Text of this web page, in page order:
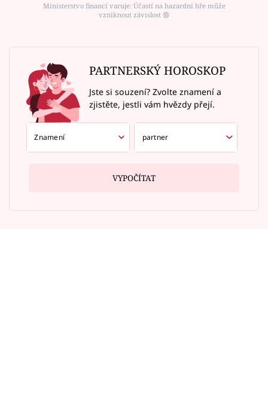
Ministerstvo financí varuje: Účastí na hazardní hře může
vzniknout závislost ⑱
PARTNERSKÝ HOROSKOP
Jste si souzení? Zvolte znamení a
zjistěte, jestli vám hvězdy přejí.
VYPOČÍTAT